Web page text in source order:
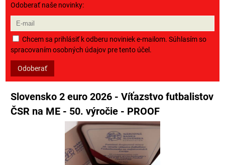
Odoberať naše novinky:
Chcem sa prihlásiť k odberu noviniek e-mailom. Súhlasím so
spracovaním osobných údajov pre tento účel.
Odoberať
Slovensko 2 euro 2026 - Víťazstvo futbalistov
ČSR na ME - 50. výročie - PROOF